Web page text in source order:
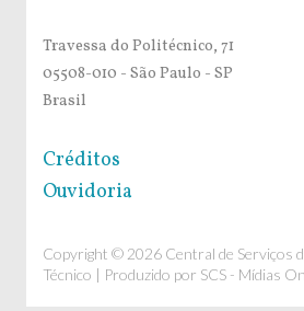
Travessa do Politécnico, 71
05508-010 - São Paulo - SP
Brasil
Créditos
Ouvidoria
Copyright © 2026 Central de Serviços
Técnico | Produzido por SCS - Mídias